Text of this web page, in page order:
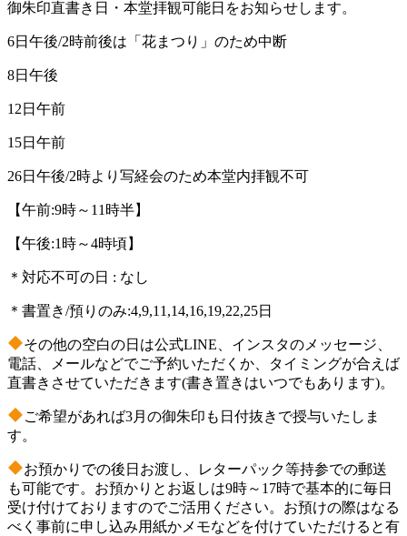
御朱印直書き日・本堂拝観可能日をお知らせします。
6日午後/2時前後は「花まつり」のため中断
8日午後
12日午前
15日午前
26日午後/2時より写経会のため本堂内拝観不可
【午前:9時～11時半】
【午後:1時～4時頃】
＊対応不可の日 : なし
＊書置き/預りのみ:4,9,11,14,16,19,22,25日
その他の空白の日は公式LINE、インスタのメッセージ、
電話、メールなどでご予約いただくか、タイミングが合えば
直書きさせていただきます(書き置きはいつでもあります)。
ご希望があれば3月の御朱印も日付抜きで授与いたしま
す。
お預かりでの後日お渡し、レターパック等持参での郵送
も可能です。お預かりとお返しは9時～17時で基本的に毎日
受け付けておりますのでご活用ください。お預けの際はなる
べく事前に申し込み用紙かメモなどを付けていただけると有